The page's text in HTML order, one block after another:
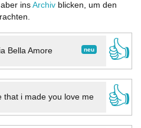
ins Archiv blicken, um den
neu
Bella Amore
👍
that i made you love me
👍